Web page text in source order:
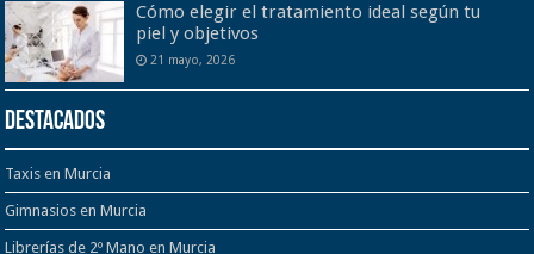
Cómo elegir el tratamiento ideal según tu
piel y objetivos
21 mayo, 2026
Destacados
Taxis en Murcia
Gimnasios en Murcia
Librerías de 2º Mano en Murcia